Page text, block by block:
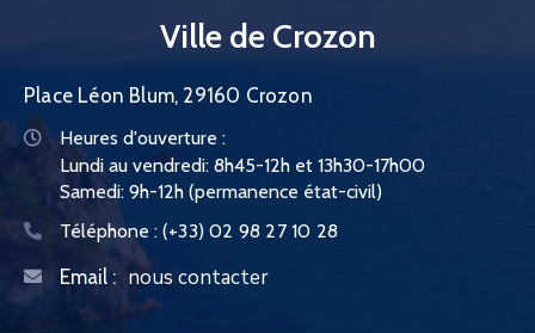
Ville de Crozon
Place Léon Blum, 29160 Crozon
Heures d'ouverture :
Lundi au vendredi: 8h45-12h et 13h30-17h00
Samedi: 9h-12h (permanence état-civil)
Téléphone : (+33) 02 98 27 10 28
Email : nous contacter